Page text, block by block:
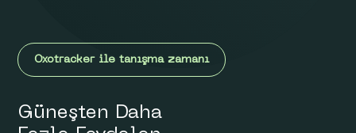
Oxotracker ile tanışma zamanı
Güneşten Daha